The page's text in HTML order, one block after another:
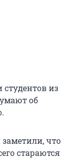
студентов из
об
что
стараются